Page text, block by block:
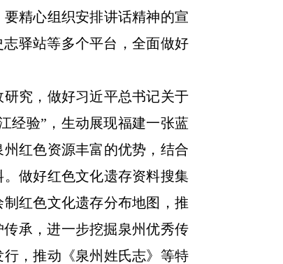
精心组织安排讲话精神的宣
驿站等多个平台，全面做好
究，做好习近平总书记关于
经验”，生动展现福建一张蓝
红色资源丰富的优势，结合
做好红色文化遗存资料搜集
红色文化遗存分布地图，推
承，进一步挖掘泉州优秀传
，推动《泉州姓氏志》等特